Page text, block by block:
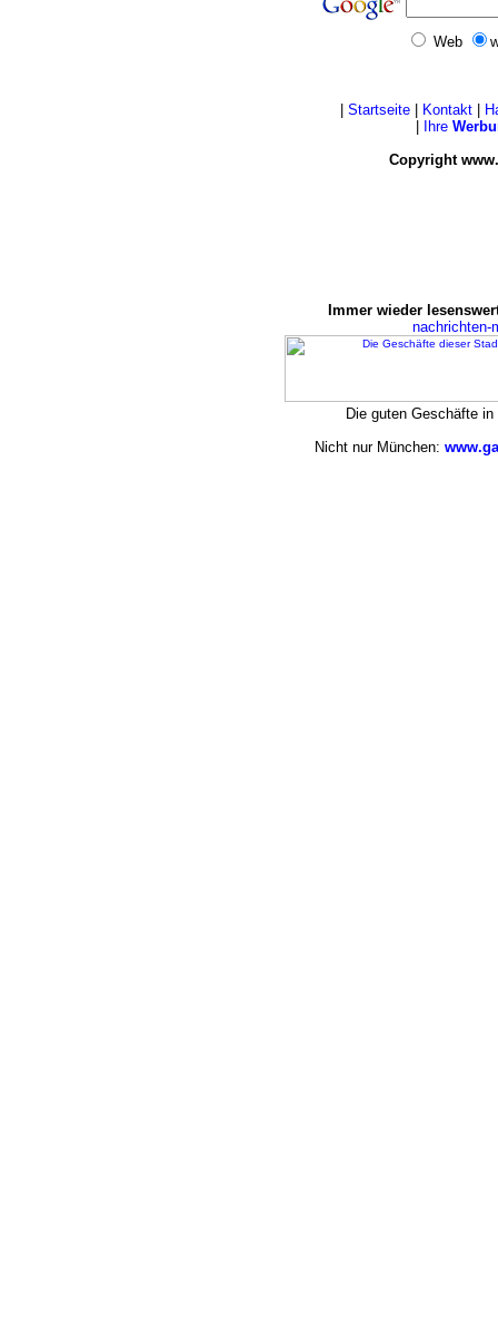
Web
Startseite| Kontakt|
Ihre
Copyright
Immer wieder
nachrichten-
Die guten Geschäfte
Nicht nur München: